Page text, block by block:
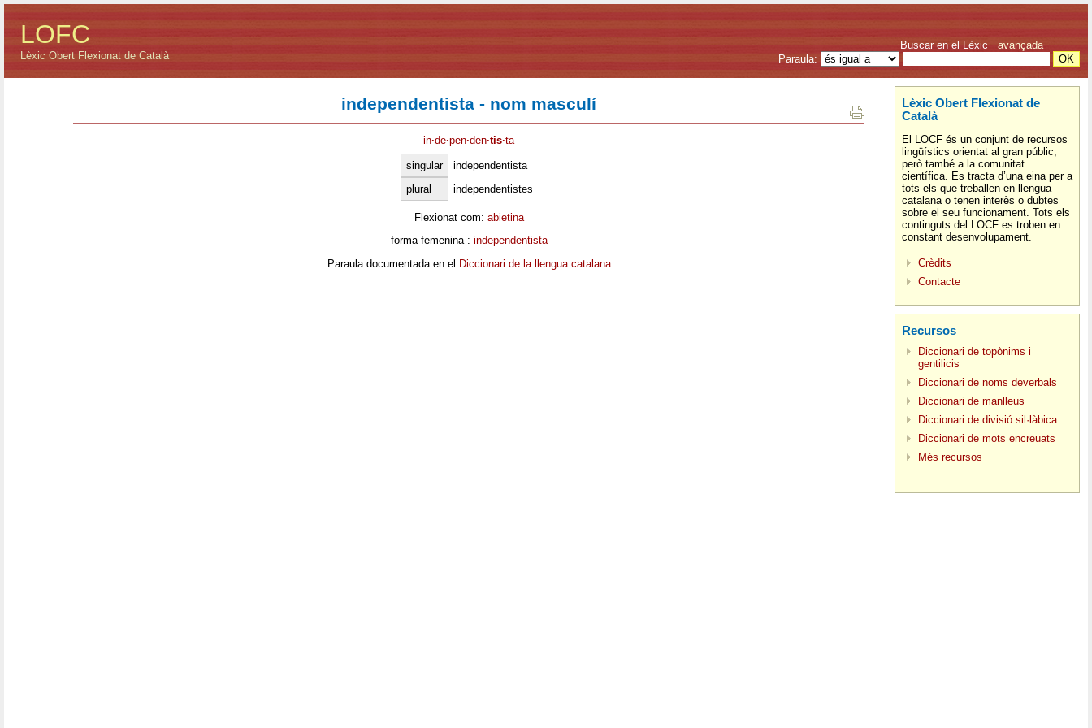
LOFC
Lèxic Obert Flexionat de Català
Buscar en el Lèxic avançada
Paraula:
independentista - nom masculí
in·de·pen·den·tis·ta
singular
independentista
plural
independentistes
Flexionat com: abietina
forma femenina : independentista
Paraula documentada en el Diccionari de la llengua catalana
Lèxic Obert Flexionat de
Català
El LOCF és un conjunt de recursos
lingüístics orientat al gran públic,
però també a la comunitat
científica. Es tracta d’una eina per a
tots els que treballen en llengua
catalana o tenen interès o dubtes
sobre el seu funcionament. Tots els
continguts del LOCF es troben en
constant desenvolupament.
Crèdits
Contacte
Recursos
Diccionari de topònims i
gentilicis
Diccionari de noms deverbals
Diccionari de manlleus
Diccionari de divisió sil·làbica
Diccionari de mots encreuats
Més recursos